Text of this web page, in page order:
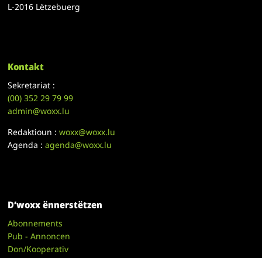
L-2016 Lëtzebuerg
Kontakt
Sekretariat :
(00)352 29 79 99
admin@woxx.lu
Redaktioun :woxx@woxx.lu
Agenda :agenda@woxx.lu
D’woxx ënnerstëtzen
Abonnements
Pub - Annoncen
Don/Kooperativ